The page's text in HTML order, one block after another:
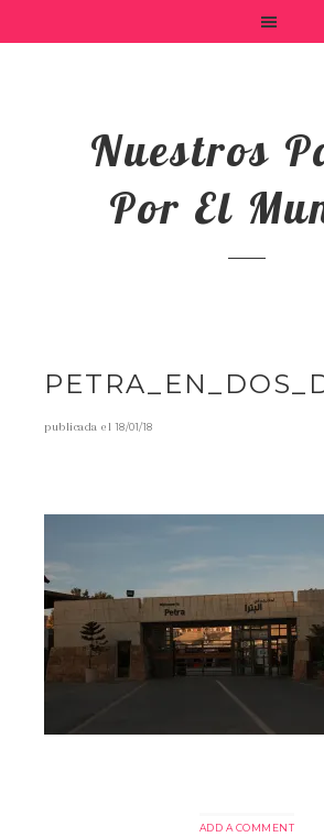
Nuestros
Por El
publicada el18/01/18
ADD A COMMENT